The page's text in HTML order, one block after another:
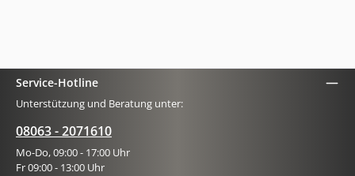
Service-Hotline
Unterstützung und Beratung unter:
08063 - 2071610
Mo-Do, 09:00 - 17:00 Uhr
Fr 09:00 - 13:00 Uhr